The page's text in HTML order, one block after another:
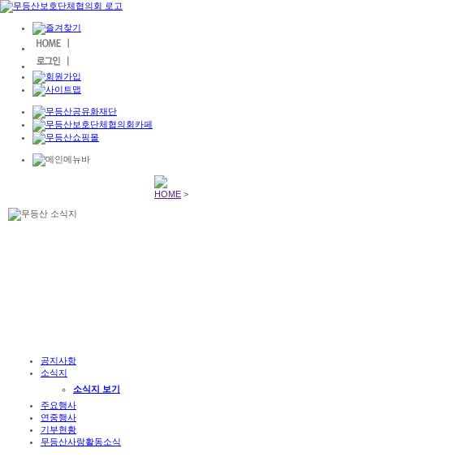
공지사항
소식지
소식지 보기
주요행사
연중행사
기부현황
무등산사랑활동소식
HOME >